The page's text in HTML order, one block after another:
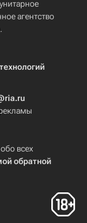
агентство
всех
обратной